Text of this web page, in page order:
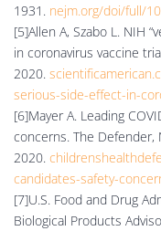
1931. nejm.org/doi/full/
[5]Allen A, Szabo L. NIH
in coronavirus vaccine
2020.
serious-side-effect-in-
[6]Mayer A. Leading
concerns. The Defender,
2020.
candidates-safety-
[7]U.S. Food and Drug
Biological Products